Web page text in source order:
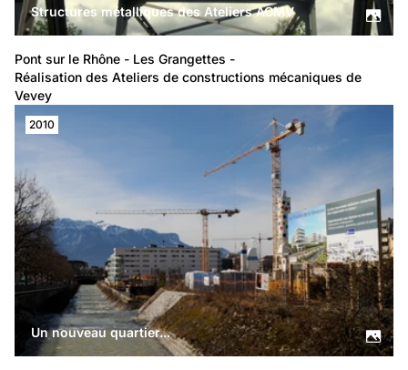
Structures métalliques des Ateliers ACMV
Pont sur le Rhône - Les Grangettes -
Réalisation des Ateliers de constructions mécaniques de
Vevey
2010
Un nouveau quartier...